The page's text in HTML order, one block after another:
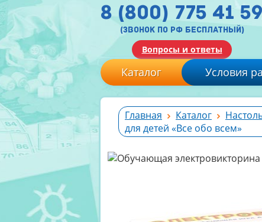
8 (800) 775 41 59
(звонок по рф бесплатный)
Вопросы и ответы
Каталог Условия
Главная Каталог
для детей «Все обо всем»